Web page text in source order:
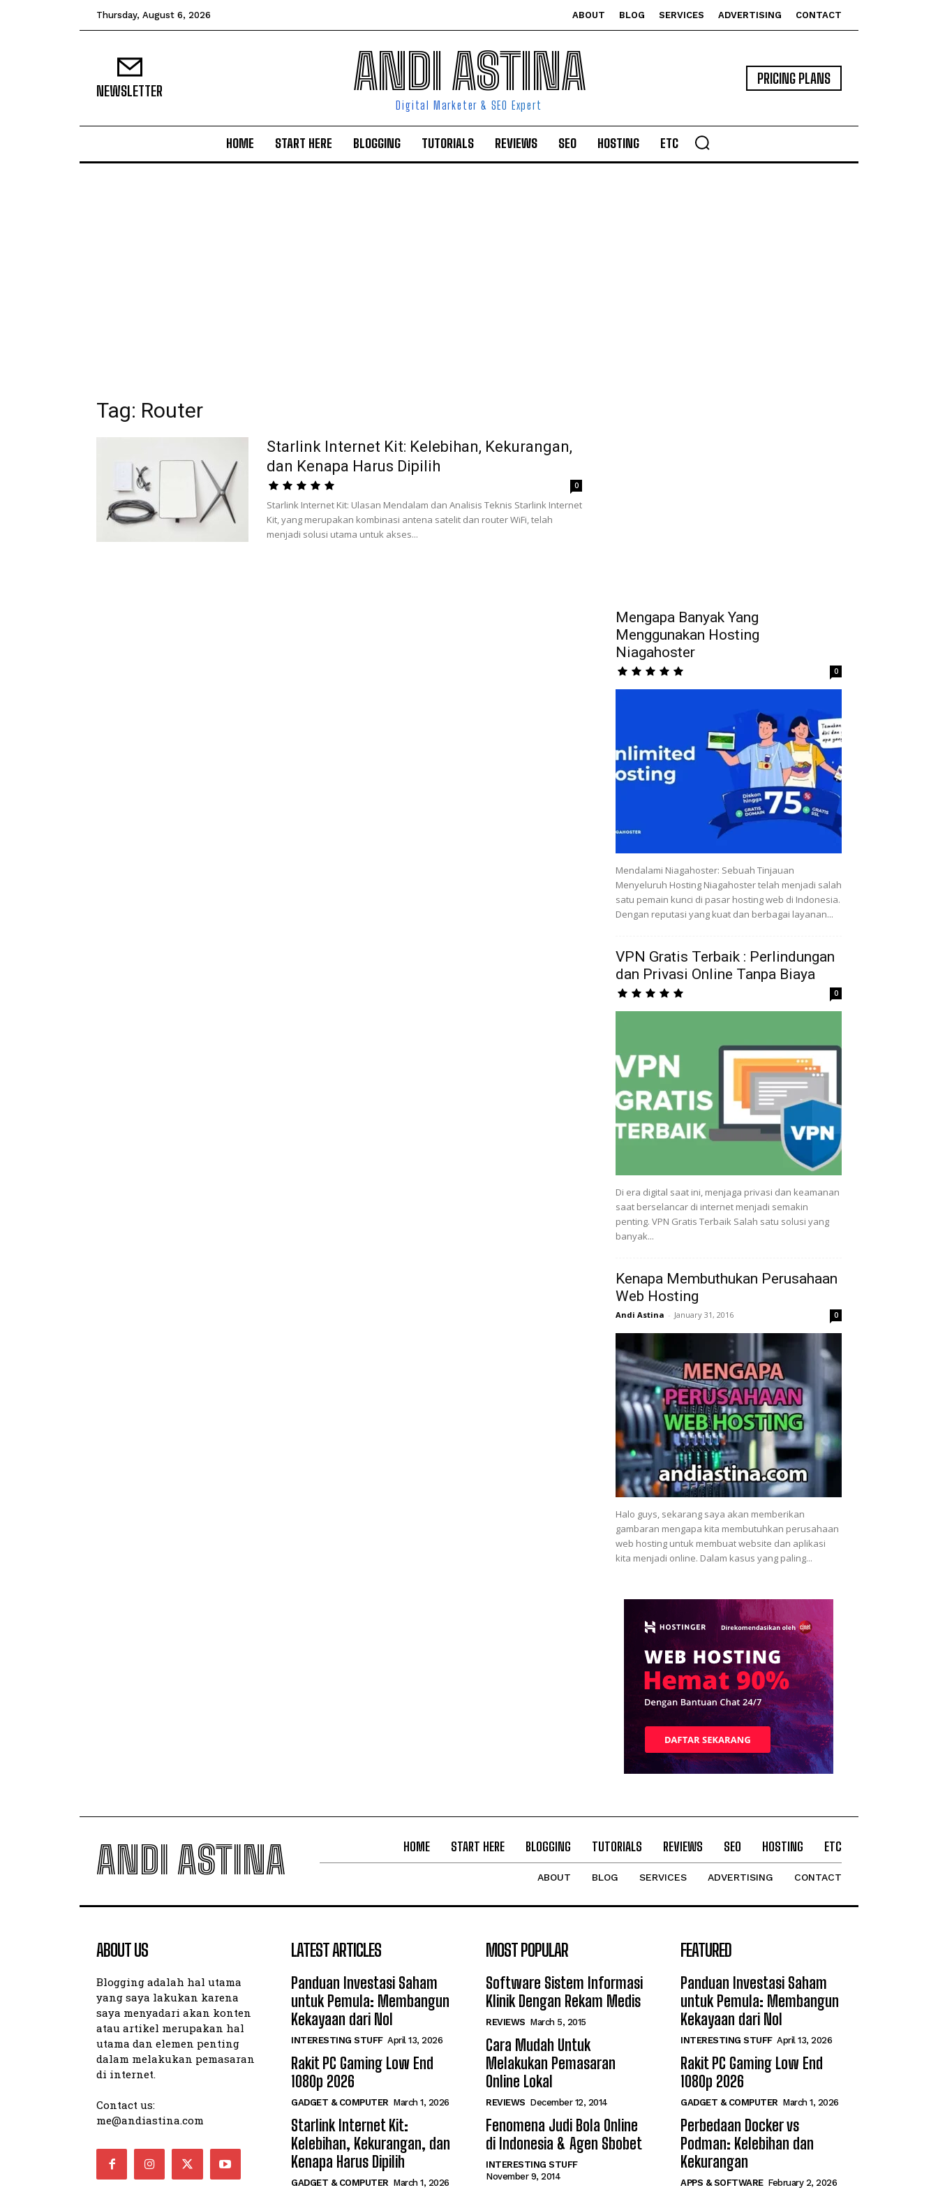
Thursday, August 6, 2026 ABOUT BLOG SERVICES ADVERTISING CONTACT
NEWSLETTER ANDI ASTINA
Digital Marketer & SEO Expert
PRICING PLANS
HOME START HERE BLOGGING TUTORIALS REVIEWS SEO HOSTING ETC
Tag: Router
Starlink Internet Kit: Kelebihan, Kekurangan,
dan Kenapa Harus Dipilih
0
Starlink Internet Kit: Ulasan Mendalam dan Analisis Teknis Starlink Internet
Kit, yang merupakan kombinasi antena satelit dan router WiFi, telah
menjadi solusi utama untuk akses...
Mengapa Banyak Yang
Menggunakan Hosting
Niagahoster
0
Mendalami Niagahoster: Sebuah Tinjauan
Menyeluruh Hosting Niagahoster telah menjadi salah
satu pemain kunci di pasar hosting web di Indonesia.
Dengan reputasi yang kuat dan berbagai layanan...
VPN Gratis Terbaik : Perlindungan
dan Privasi Online Tanpa Biaya
0
Di era digital saat ini, menjaga privasi dan keamanan
saat berselancar di internet menjadi semakin
penting. VPN Gratis Terbaik Salah satu solusi yang
banyak...
Kenapa Membuthukan Perusahaan
Web Hosting
Andi Astina - January 31, 2016 0
Halo guys, sekarang saya akan memberikan
gambaran mengapa kita membutuhkan perusahaan
web hosting untuk membuat website dan aplikasi
kita menjadi online. Dalam kasus yang paling...
ANDI ASTINA HOME START HERE BLOGGING TUTORIALS REVIEWS SEO HOSTING ETC
ABOUT BLOG SERVICES ADVERTISING CONTACT
ABOUT US
Blogging adalah hal utama
yang saya lakukan karena
saya menyadari akan konten
atau artikel merupakan hal
utama dan elemen penting
dalam melakukan pemasaran
di internet.
Contact us:
me@andiastina.com
LATEST ARTICLES
Panduan Investasi Saham
untuk Pemula: Membangun
Kekayaan dari Nol
INTERESTING STUFF April 13, 2026
Rakit PC Gaming Low End
1080p 2026
GADGET & COMPUTER March 1, 2026
Starlink Internet Kit:
Kelebihan, Kekurangan, dan
Kenapa Harus Dipilih
GADGET & COMPUTER March 1, 2026
MOST POPULAR
Software Sistem Informasi
Klinik Dengan Rekam Medis
REVIEWS March 5, 2015
Cara Mudah Untuk
Melakukan Pemasaran
Online Lokal
REVIEWS December 12, 2014
Fenomena Judi Bola Online
di Indonesia & Agen Sbobet
INTERESTING STUFF
November 9, 2014
FEATURED
Panduan Investasi Saham
untuk Pemula: Membangun
Kekayaan dari Nol
INTERESTING STUFF April 13, 2026
Rakit PC Gaming Low End
1080p 2026
GADGET & COMPUTER March 1, 2026
Perbedaan Docker vs
Podman: Kelebihan dan
Kekurangan
APPS & SOFTWARE February 2, 2026